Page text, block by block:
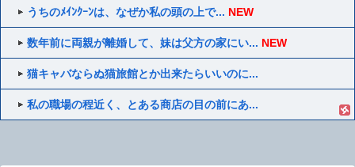
うちのﾒｲﾝｸｰﾝは、なぜか私の頭の上で... NEW
数年前に両親が離婚して、妹は父方の家にい... NEW
猫キャバならぬ猫旅館とか出来たらいいのに...
私の職場の程近く、とある商店の目の前にあ...